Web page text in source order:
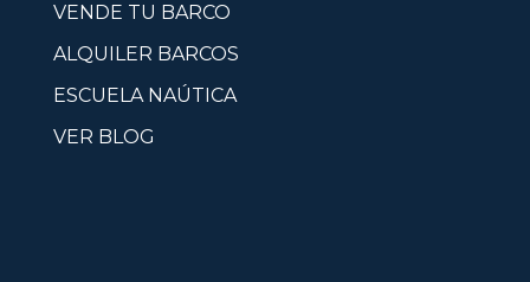
VENDE TU BARCO
ALQUILER BARCOS
ESCUELA NAÚTICA
VER BLOG